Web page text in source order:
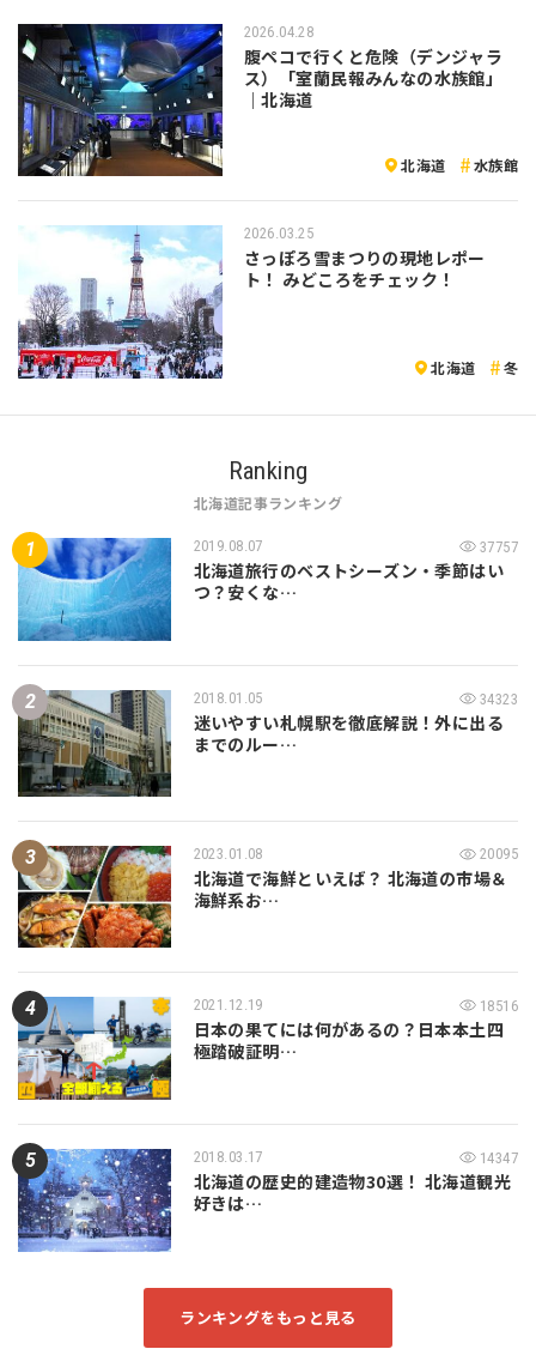
2026.04.28
腹ペコで行くと危険（デンジャラ
ス）「室蘭民報みんなの水族館」
｜北海道
北海道 水族館
2026.03.25
さっぽろ雪まつりの現地レポー
ト！ みどころをチェック！
北海道 冬
Ranking
北海道記事ランキング
2019.08.07 37757
北海道旅行のベストシーズン・季節はい
つ？安くな…
2018.01.05 34323
迷いやすい札幌駅を徹底解説！外に出る
までのルー…
2023.01.08 20095
北海道で海鮮といえば？ 北海道の市場＆
海鮮系お…
2021.12.19 18516
日本の果てには何があるの？日本本土四
極踏破証明…
2018.03.17 14347
北海道の歴史的建造物30選！ 北海道観光
好きは…
ランキングをもっと見る